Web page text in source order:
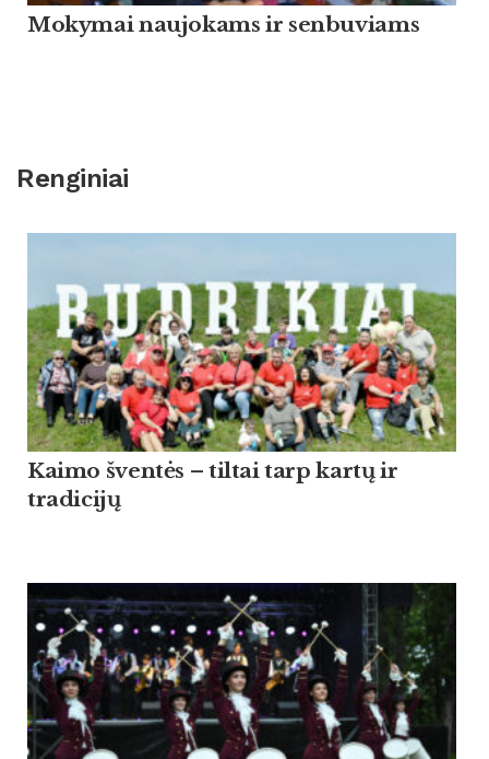
Mokymai naujokams ir senbuviams
Renginiai
Kaimo šventės – tiltai tarp kartų ir
tradicijų